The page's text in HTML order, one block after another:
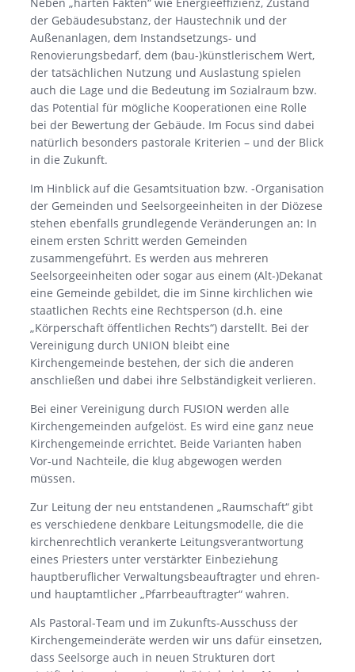
der Gebäudesubstanz, der Haustechnik und der
Außenanlagen, dem Instandsetzungs- und
Renovierungsbedarf, dem (bau-)künstlerischem Wert,
der tatsächlichen Nutzung und Auslastung spielen
auch die Lage und die Bedeutung im Sozialraum bzw.
das Potential für mögliche Kooperationen eine Rolle
bei der Bewertung der Gebäude. Im Focus sind dabei
natürlich besonders pastorale Kriterien – und der Blick
in die Zukunft.
Im Hinblick auf die Gesamtsituation bzw. -Organisation
der Gemeinden und Seelsorgeeinheiten in der Diözese
stehen ebenfalls grundlegende Veränderungen an: In
einem ersten Schritt werden Gemeinden
zusammengeführt. Es werden aus mehreren
Seelsorgeeinheiten oder sogar aus einem (Alt-)Dekanat
eine Gemeinde gebildet, die im Sinne kirchlichen wie
staatlichen Rechts eine Rechtsperson (d.h. eine
„Körperschaft öffentlichen Rechts“) darstellt. Bei der
Vereinigung durch UNION bleibt eine
Kirchengemeinde bestehen, der sich die anderen
anschließen und dabei ihre Selbständigkeit verlieren.
Bei einer Vereinigung durch FUSION werden alle
Kirchengemeinden aufgelöst. Es wird eine ganz neue
Kirchengemeinde errichtet. Beide Varianten haben
Vor-und Nachteile, die klug abgewogen werden
müssen.
Zur Leitung der neu entstandenen „Raumschaft“ gibt
es verschiedene denkbare Leitungsmodelle, die die
kirchenrechtlich verankerte Leitungsverantwortung
eines Priesters unter verstärkter Einbeziehung
hauptberuflicher Verwaltungsbeauftragter und ehren-
und hauptamtlicher „Pfarrbeauftragter“ wahren.
Als Pastoral-Team und im Zukunfts-Ausschuss der
Kirchengemeinderäte werden wir uns dafür einsetzen,
dass Seelsorge auch in neuen Strukturen dort